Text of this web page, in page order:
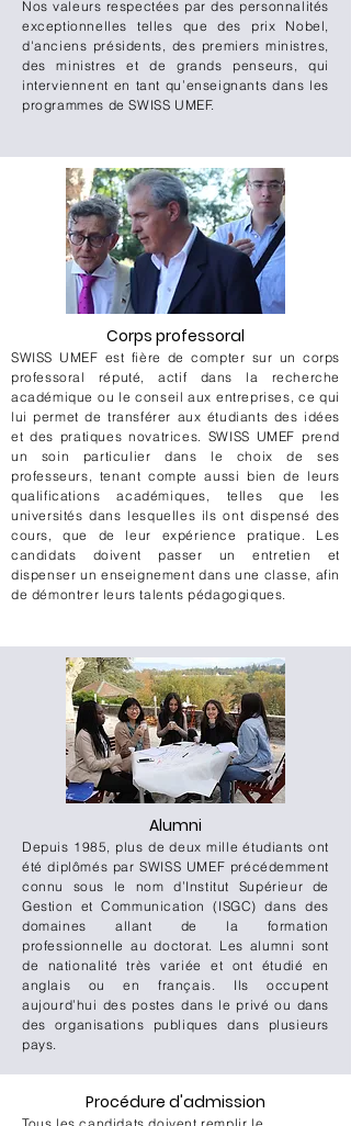
Nos valeurs respectées par des personnalités
exceptionnelles telles que des prix Nobel,
d'anciens présidents, des premiers ministres,
des ministres et de grands penseurs, qui
interviennent en tant qu’enseignants dans les
programmes de SWISS UMEF.
Corps professoral
SWISS UMEF est fière de compter sur un corps
professoral réputé, actif dans la recherche
académique ou le conseil aux entreprises, ce qui
lui permet de transférer aux étudiants des idées
et des pratiques novatrices. SWISS UMEF prend
un soin particulier dans le choix de ses
professeurs, tenant compte aussi bien de leurs
qualifications académiques, telles que les
universités dans lesquelles ils ont dispensé des
cours, que de leur expérience pratique. Les
candidats doivent passer un entretien et
dispenser un enseignement dans une classe, afin
de démontrer leurs talents pédagogiques.
Alumni
Depuis 1985, plus de deux mille étudiants ont
été diplômés par SWISS UMEF précédemment
connu sous le nom d’Institut Supérieur de
Gestion et Communication (ISGC) dans des
domaines allant de la formation
professionnelle au doctorat. Les alumni sont
de nationalité très variée et ont étudié en
anglais ou en français. Ils occupent
aujourd’hui des postes dans le privé ou dans
des organisations publiques dans plusieurs
pays.
Procédure d'admission​